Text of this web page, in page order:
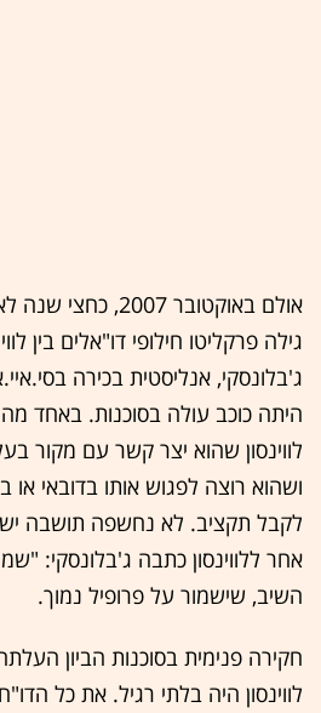
אולם באוקטובר
גילה פרקליטו חילופי דו"אלים בין
ג'בלונסקי, אנליסטית בכירה
היתה כוכב עולה בסוכנות. באחד
לווינסון שהוא יצר קשר עם מקור
ושהוא רוצה לפגוש אותו בדובאי או
לקבל תקציב. לא נחשפה תושבה
אחר ללווינסון כתבה ג'בלונסקי:
השיב, שישמור על פרופיל נמוך.
חקירה פנימית בסוכנות הביון
לווינסון היה בלתי רגיל. את כל